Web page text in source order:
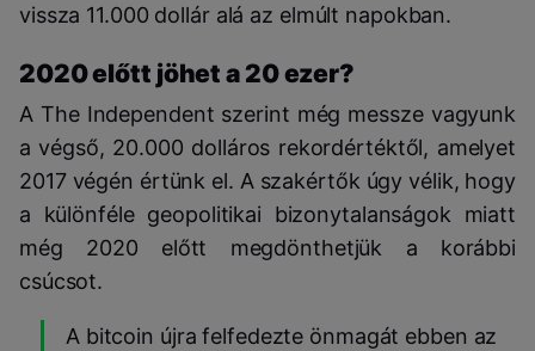
vissza 11.000 dollár alá az elmúlt napokban.
2020 előtt jöhet a 20 ezer?
A The Independent szerint még messze vagyunk
a végső, 20.000 dolláros rekordértéktől, amelyet
2017 végén értünk el. A szakértők úgy vélik, hogy
a különféle geopolitikai bizonytalanságok miatt
még 2020 előtt megdönthetjük a korábbi
csúcsot.
A bitcoin újra felfedezte önmagát ebben az